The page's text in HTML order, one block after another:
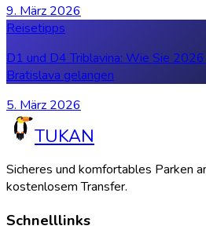
9. März 2026
Reisetipps
D1 und D4 Triblavina: Wie Sie
Bratislava gelangen
5. März 2026
TUKAN
Sicheres und komfortables Parken
kostenlosem Transfer.
Schnelllinks